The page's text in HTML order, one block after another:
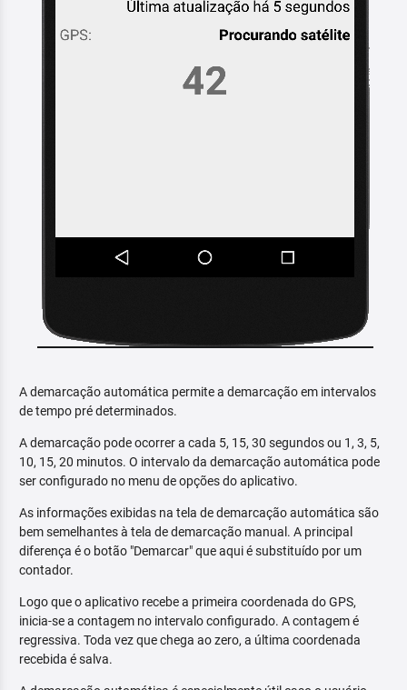
A demarcação automática permite a demarcação em intervalos
de tempo pré determinados.
A demarcação pode ocorrer a cada 5, 15, 30 segundos ou 1, 3, 5,
10, 15, 20 minutos. O intervalo da demarcação automática pode
ser configurado no menu de opções do aplicativo.
As informações exibidas na tela de demarcação automática são
bem semelhantes à tela de demarcação manual. A principal
diferença é o botão "Demarcar" que aqui é substituído por um
contador.
Logo que o aplicativo recebe a primeira coordenada do GPS,
inicia-se a contagem no intervalo configurado. A contagem é
regressiva. Toda vez que chega ao zero, a última coordenada
recebida é salva.